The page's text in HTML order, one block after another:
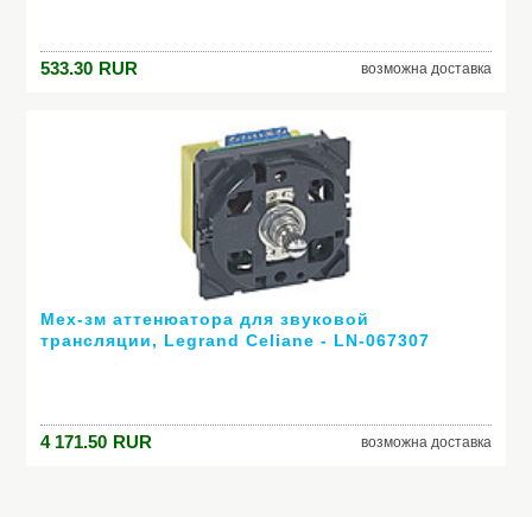
533.30 RUR возможна доставка
Мех-зм аттенюатора для звуковой
трансляции, Legrand Celiane - LN-067307
4 171.50 RUR возможна доставка